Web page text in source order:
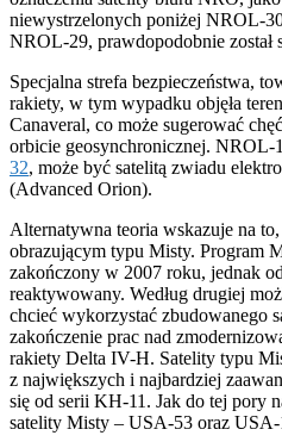
niewystrzelonych poniżej NROL-
NROL-29, prawdopodobnie został
Specjalna strefa bezpieczeństwa,
rakiety, w tym wypadku objęła
Canaveral, co może sugerować
orbicie geosynchronicznej.
32, może być satelitą zwiadu
(Advanced Orion).
Alternatywna teoria wskazuje na
obrazującym typu Misty. Program
zakończony w 2007 roku, jednak
reaktywowany. Według drugiej
chcieć wykorzystać zbudowanego
zakończenie prac nad
rakiety Delta IV-H. Satelity typu
z największych i najbardziej
się od serii KH-11. Jak do tej pory
satelity Misty – USA-53 oraz USA-